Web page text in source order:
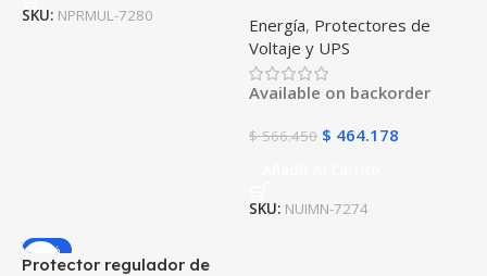
SKU: NPRMUL-7280
Salidas regulador de
tensión AVR protección
apagones contra picos de
voltaje
Energía, Protectores de
Voltaje y UPS
Available on backorder
$566.450 $ 464.178
SKU: NUIMN-7274
-19%
Protector regulador de